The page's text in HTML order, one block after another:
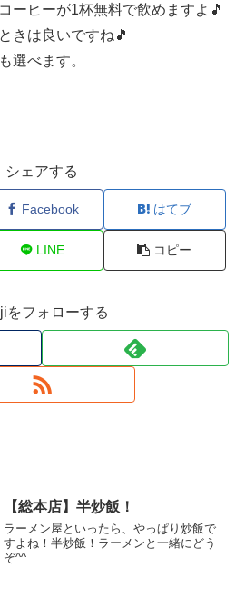
ーヒーが1杯無料で飲めますよ🎵
きは良いですね🎵
選べます。
シェアする
Facebook はてブ
LINE コピー
をフォローする
【総本店】半炒飯！
ラーメン屋といったら、やっぱり炒飯で
すよね！半炒飯！ラーメンと一緒にどう
ぞ^^